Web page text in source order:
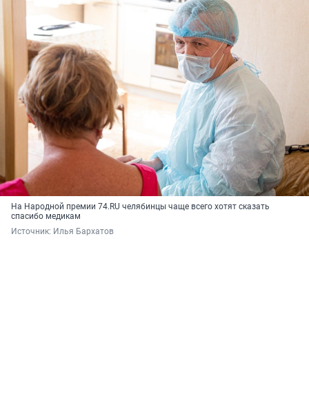
На Народной премии 74.RU челябинцы чаще всего хотят сказать
спасибо медикам
Источник: Илья Бархатов